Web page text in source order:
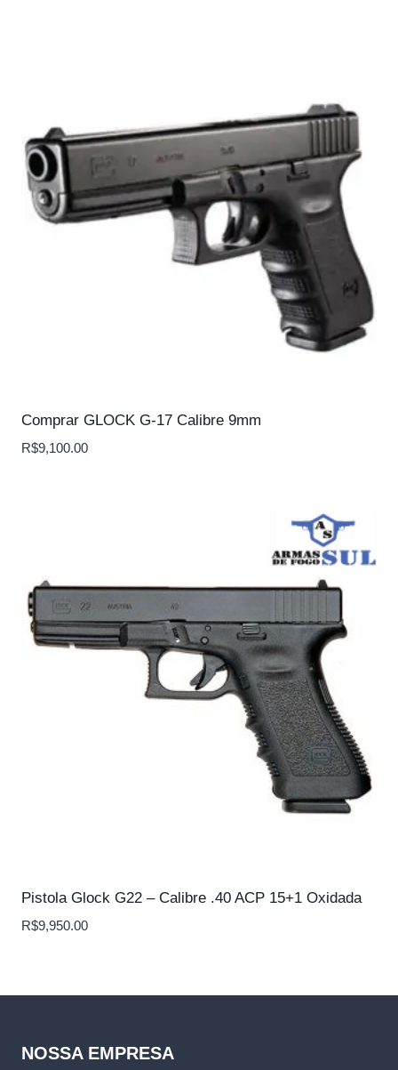
Comprar GLOCK G-17 Calibre 9mm
R$9,100.00
Pistola Glock G22 – Calibre .40 ACP 15+1 Oxidada
R$9,950.00
NOSSA EMPRESA